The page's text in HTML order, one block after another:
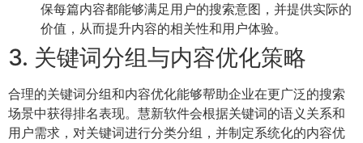
保每篇内容都能够满足用户的搜索意图，并提供实际的
价值，从而提升内容的相关性和用户体验。
3. 关键词分组与内容优化策略
合理的关键词分组和内容优化能够帮助企业在更广泛的搜索
场景中获得排名表现。慧新软件会根据关键词的语义关系和
用户需求，对关键词进行分类分组，并制定系统化的内容优